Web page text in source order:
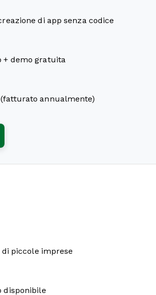
di app senza codice
+ demo gratuita
(fatturato annualmente)
piccole imprese
disponibile